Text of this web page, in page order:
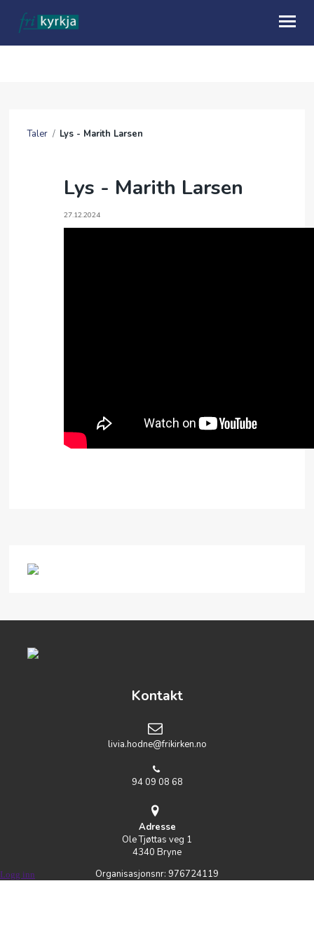
KALENDER
Taler / Lys - Marith Larsen
Lys - Marith Larsen
27.12.2024
Kontakt
livia.hodne@frikirken.no
94 09 08 68
Adresse
Ole Tjøttas veg 1
4340 Bryne
Organisasjonsnr: 976724119
Logg inn